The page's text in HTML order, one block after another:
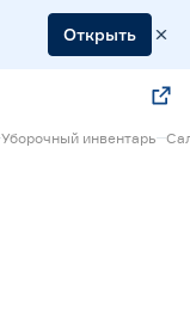
Открыть
Уборочный инвентарь